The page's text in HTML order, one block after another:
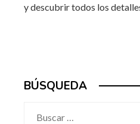
y descubrir todos los
BÚSQUEDA